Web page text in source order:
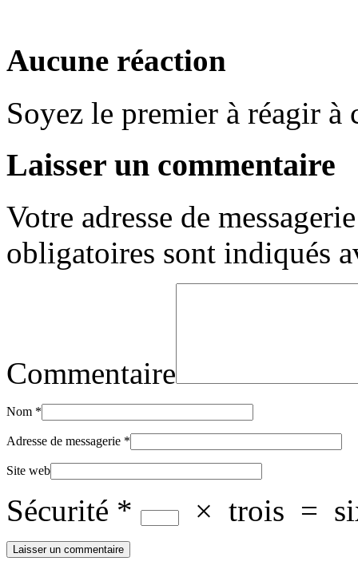
Aucune réaction
Soyez le premier à réagir à
Laisser un commentaire
Votre adresse de
obligatoires sont indiqués
Commentaire
Nom *
Adresse de messagerie *
Site web
Sécurité * × trois =